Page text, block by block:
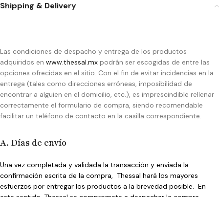
Shipping & Delivery
Las condiciones de despacho y entrega de los productos
adquiridos en www.thessal.mx podrán ser escogidas de entre las
opciones ofrecidas en el sitio. Con el fin de evitar incidencias en la
entrega (tales como direcciones erróneas, imposibilidad de
encontrar a alguien en el domicilio, etc.), es imprescindible rellenar
correctamente el formulario de compra, siendo recomendable
facilitar un teléfono de contacto en la casilla correspondiente.
A. Días de envío
Una vez completada y validada la transacción y enviada la
confirmación escrita de la compra, Thessal hará los mayores
esfuerzos por entregar los productos a la brevedad posible. En